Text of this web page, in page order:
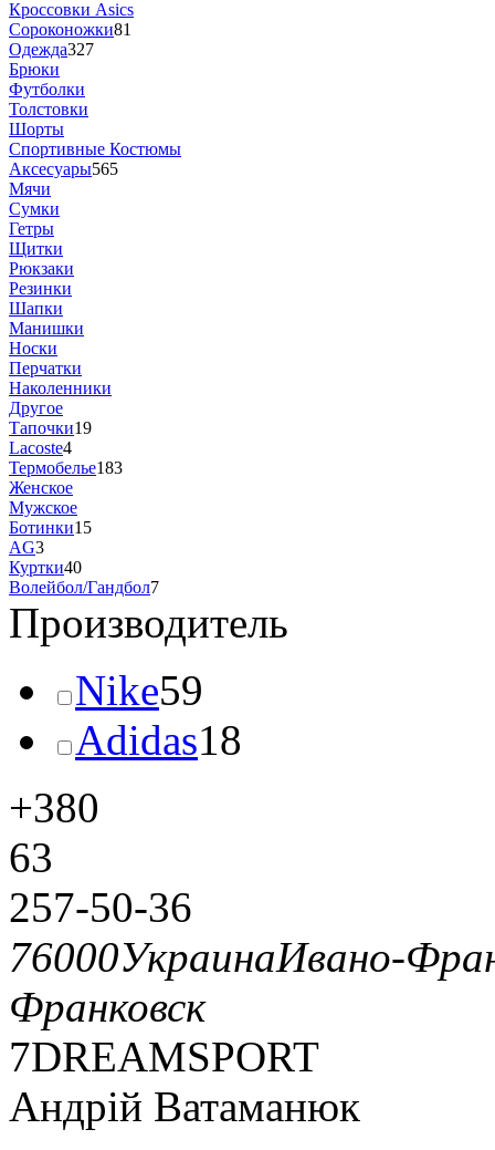
Кроссовки Asics
Сороконожки81
Одежда327
Брюки
Футболки
Толстовки
Шорты
Спортивные Костюмы
Аксесуары565
Мячи
Сумки
Гетры
Щитки
Рюкзаки
Резинки
Шапки
Манишки
Носки
Перчатки
Наколенники
Другое
Тапочки19
Lacoste4
Термобелье183
Женское
Мужское
Ботинки15
AG3
Куртки40
Волейбол/Гандбол7
Производитель
Nike59
Adidas18
+380
63
257-50-36
76000УкраинаИвано-
Франковск
7DREAMSPORT
Андрій Ватаманюк